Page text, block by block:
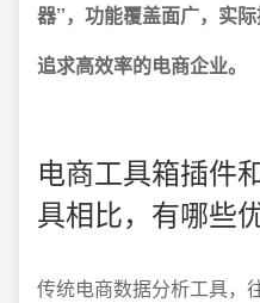
器”，功能覆盖面广，实
追求高效率的电商企业。
电商工具箱插件
具相比，有哪些
传统电商数据分析工具，